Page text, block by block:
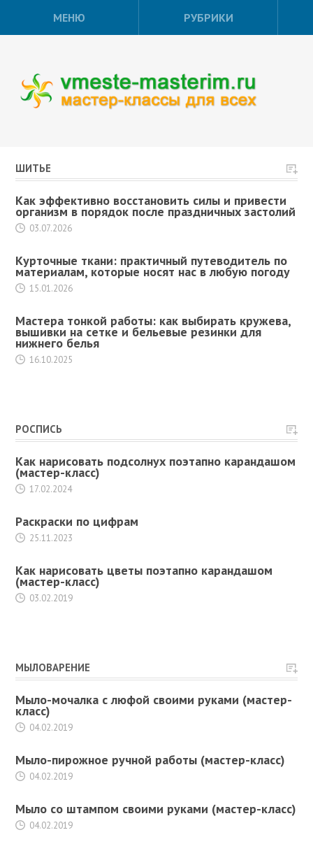
МЕНЮ РУБРИКИ
ШИТЬЕ
Как эффективно восстановить силы и привести
организм в порядок после праздничных застолий
03.07.2026
Курточные ткани: практичный путеводитель по
материалам, которые носят нас в любую погоду
15.01.2026
Мастера тонкой работы: как выбирать кружева,
вышивки на сетке и бельевые резинки для
нижнего белья
16.10.2025
РОСПИСЬ
Как нарисовать подсолнух поэтапно карандашом
(мастер-класс)
17.02.2024
Раскраски по цифрам
25.11.2023
Как нарисовать цветы поэтапно карандашом
(мастер-класс)
03.02.2019
МЫЛОВАРЕНИЕ
Мыло-мочалка с люфой своими руками (мастер-
класс)
04.02.2019
Мыло-пирожное ручной работы (мастер-класс)
04.02.2019
Мыло со штампом своими руками (мастер-класс)
04.02.2019